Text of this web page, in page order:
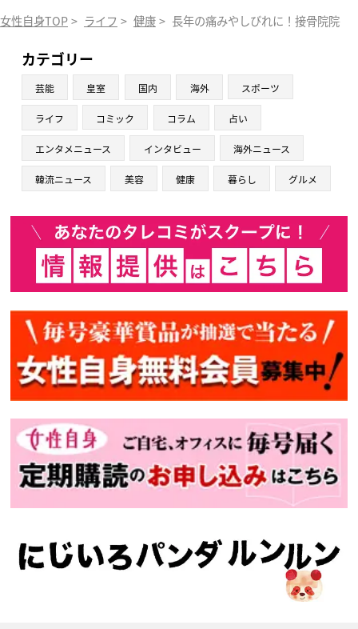
女性自身TOP > ライフ > 健康 > 長年の痛みやしびれに！接骨院院長
カテゴリー
芸能 皇室 国内 海外 スポーツ
ライフ コミック コラム 占い
エンタメニュース インタビュー 海外ニュース
韓流ニュース 美容 健康 暮らし グルメ